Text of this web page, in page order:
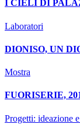
I CIELI DI
Laboratori
DIONISO, UN
Mostra
FUORISERIE,
Progetti: ideazione